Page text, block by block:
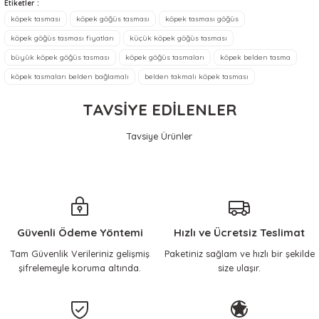
Ürün açıklamasında eksik bilgiler bulunuyor.
Ürün bilgilerinde hatalar bulunuyor.
Ürün fiyatı diğer sitelerden daha pahalı.
Bu ürüne benzer farklı alternatifler olmalı.
Sebahat Ünlü | 20/07/2026
Ürün satmaktan ziyade, sorun
çözmeye odaklı Tolga beye
Ön denemede ürün gayet
halledebildim.
ilhami yılmaz | 17/04/2026
Çok memnunum, her
çocuklarıma güvenle alışveriş
Etiketler :
köpek tasması
köpek göğüs tasması köpek tasması göğüs
köpek göğüs tasması fiyatları küçük köpek göğüs tasması
büyük köpek göğüs tasması köpek göğüs tasmaları köpek belden tasma
köpek tasmaları belden bağlamalı belden takmalı köpek tasması
TAVSİYE EDİLENLER
Tavsiye Ürünler
Sepete Ekle Sepete Ekle
Güvenli Ödeme Yöntemi
Tam Güvenlik Verileriniz gelişmiş
şifrelemeyle koruma altında.
Hızlı ve Ücretsiz Teslimat
Paketiniz sağlam ve hızlı bir şekilde
size ulaşır.